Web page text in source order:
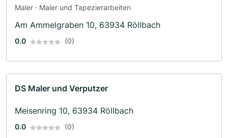
Maler · Maler und Tapezierarbeiten
Am Ammelgraben 10, 63934 Röllbach
0.0 (0)
DS Maler und Verputzer
Meisenring 10, 63934 Röllbach
0.0 (0)